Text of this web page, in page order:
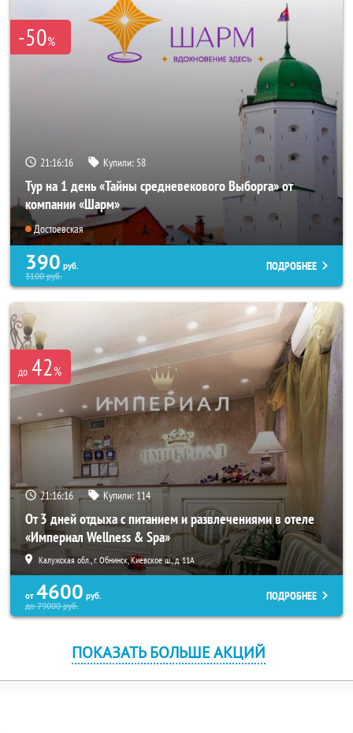
-50%
21:16:15 Купили: 58
Тур на 1 день «Тайны средневекового Выборга» от
компании «Шарм»
Достоевская
390 руб.
3100руб.
ПОДРОБНЕЕ
до 42%
21:16:15 Купили:114
От 3 дней отдыха с питанием и развлечениями в отеле
«Империал Wellness & Spa»
Калужская обл., г. Обнинск, Киевское ш., д. 11А
от 4600 руб.
до79000руб.
ПОДРОБНЕЕ
ПОКАЗАТЬ БОЛЬШЕ АКЦИЙ